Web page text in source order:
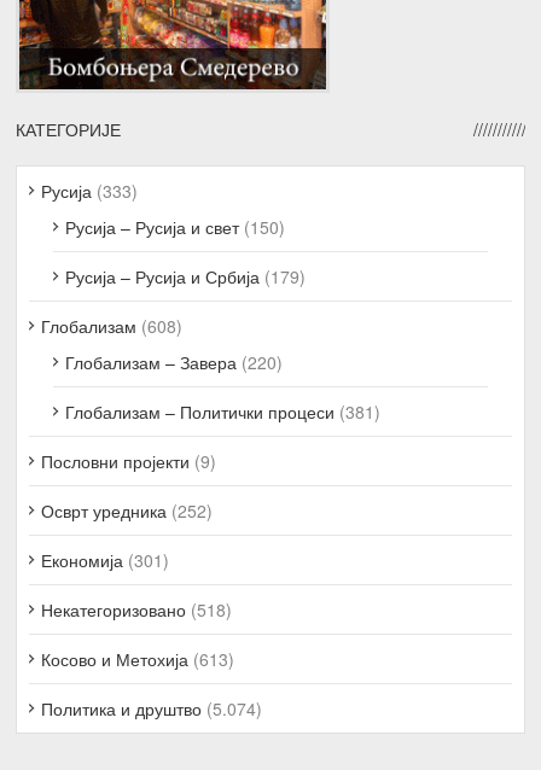
КАТЕГОРИЈЕ
Русија (333)
Русија – Русија и свет(150)
Русија – Русија и Србија (179)
Глобализам (608)
Глобализам – Завера (220)
Глобализам – Политички процеси (381)
Пословни пројекти (9)
Осврт уредника (252)
Економија (301)
Некатегоризовано (518)
Косово и Метохија (613)
Политика и друштво (5.074)